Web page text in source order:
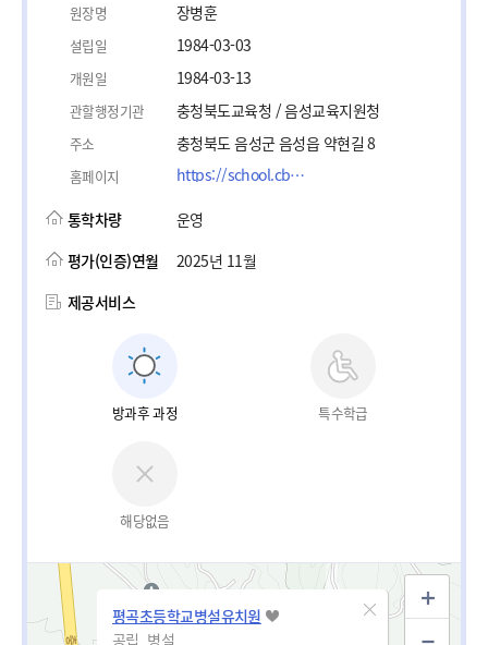
원장명 장병훈
설립일 1984-03-03
개원일 1984-03-13
관할행정기관 충청북도교육청 / 음성교육지원청
주소 충청북도 음성군 음성읍 약현길 8
홈페이지 https://school.cbe.go.kr/pyeonggok-e/M01/
통학차량
운영
평가(인증)연월
2025년 11월
제공서비스
방과후 과정 특수학급
해당없음
평곡초등학교병설유치원
공립_병설